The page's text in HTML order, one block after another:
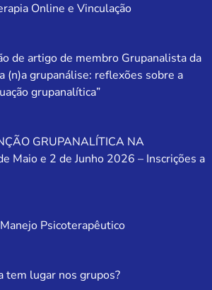
Online e Vinculação
de artigo de membro Grupanalista da
(n)a grupanálise: reflexões sobre a
grupanalítica”
GRUPANALÍTICA NA
Maio e 2 de Junho 2026 – Inscrições a
Psicoterapêutico
tem lugar nos grupos?